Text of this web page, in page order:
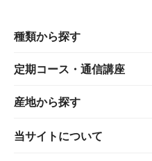
種類から探す
定期コース・通信講座
産地から探す
当サイトについて